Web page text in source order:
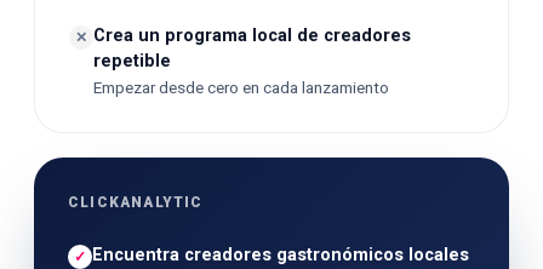
✕ Crea un programa local de creadores
repetible
Empezar desde cero en cada lanzamiento
CLICKANALYTIC
✓
Encuentra creadores gastronómicos locales